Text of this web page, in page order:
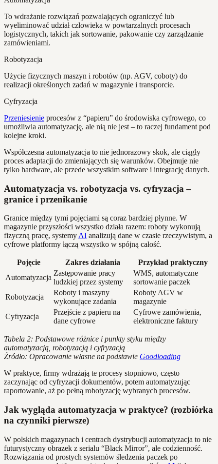
To wdrażanie rozwiązań pozwalających ograniczyć lub
wyeliminować udział człowieka w powtarzalnych procesach
logistycznych, takich jak sortowanie, pakowanie czy zarządzanie
zamówieniami.
Robotyzacja
Użycie fizycznych maszyn i robotów (np. AGV, coboty) do
realizacji określonych zadań w magazynie i transporcie.
Cyfryzacja
Przeniesienie procesów z “papieru” do środowiska cyfrowego, co
umożliwia automatyzację, ale nią nie jest – to raczej fundament pod
kolejne kroki.
Współczesna automatyzacja to nie jednorazowy skok, ale ciągły
proces adaptacji do zmieniających się warunków. Obejmuje nie
tylko hardware, ale przede wszystkim software i integrację danych.
Automatyzacja vs. robotyzacja vs. cyfryzacja –
granice i przenikanie
Granice między tymi pojęciami są coraz bardziej płynne. W
magazynie przyszłości wszystko działa razem: roboty wykonują
fizyczną pracę, systemy AI analizują dane w czasie rzeczywistym, a
cyfrowe platformy łączą wszystko w spójną całość.
Pojęcie Zakres działania
Przykład praktyczny
Automatyzacja
Zastępowanie pracy
ludzkiej przez systemy
WMS, automatyczne
sortowanie paczek
Robotyzacja
Roboty i maszyny
wykonujące zadania
Roboty AGV w
magazynie
Cyfryzacja
Przejście z papieru na
dane cyfrowe
Cyfrowe zamówienia,
elektroniczne faktury
Tabela 2: Podstawowe różnice i punkty styku między
automatyzacją, robotyzacją i cyfryzacją
Źródło: Opracowanie własne na podstawie Goodloading
W praktyce, firmy wdrażają te procesy stopniowo, często
zaczynając od cyfryzacji dokumentów, potem automatyzując
raportowanie, aż po pełną robotyzację wybranych procesów.
Jak wygląda automatyzacja w praktyce? (rozbiórka
na czynniki pierwsze)
W polskich magazynach i centrach dystrybucji automatyzacja to nie
futurystyczny obrazek z serialu “Black Mirror”, ale codzienność.
Rozwiązania od prostych systemów śledzenia paczek po